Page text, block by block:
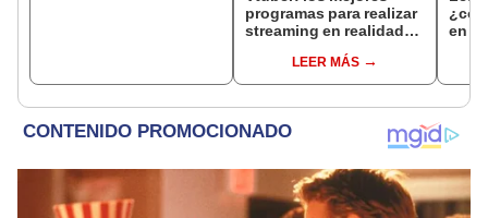
programas para realizar
streaming en realidad
LEER MÁS
en